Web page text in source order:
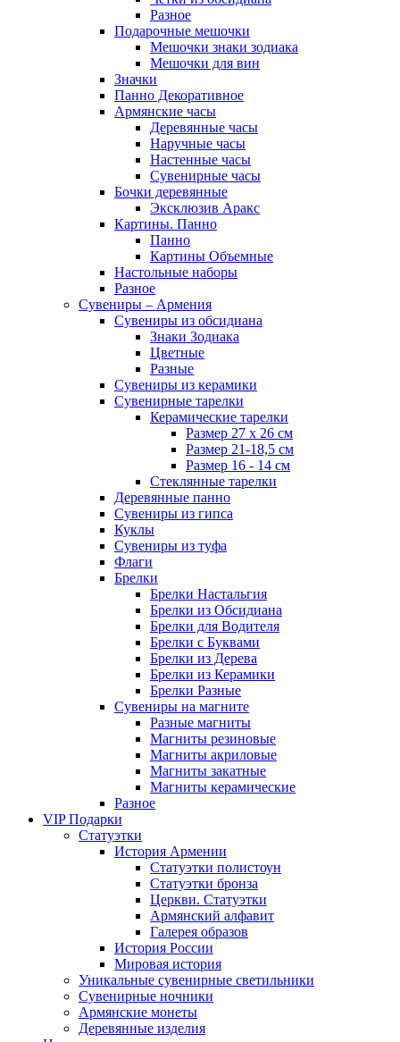
Разное
Подарочные мешочки
Мешочки знаки зодиака
Мешочки для вин
Значки
Панно Декоративное
Армянские часы
Деревянные часы
Наручные часы
Настенные часы
Сувенирные часы
Бочки деревянные
Эксклюзив Аракс
Картины. Панно
Панно
Картины Объемные
Настольные наборы
Разное
Сувениры – Армения
Сувениры из обсидиана
Знаки Зодиака
Цветные
Разные
Сувениры из керамики
Сувенирные тарелки
Керамические тарелки
Размер 27 х 26 см
Размер 21-18,5 см
Размер 16 - 14 см
Стеклянные тарелки
Деревянные панно
Сувениры из гипса
Куклы
Сувениры из туфа
Флаги
Брелки
Брелки Настальгия
Брелки из Обсидиана
Брелки для Водителя
Брелки с Буквами
Брелки из Дерева
Брелки из Керамики
Брелки Разные
Сувениры на магните
Разные магниты
Магниты резиновые
Магниты акриловые
Магниты закатные
Магниты керамические
Разное
VIP Подарки
Статуэтки
История Армении
Статуэтки полистоун
Статуэтки бронза
Церкви. Статуэтки
Армянский алфавит
Галерея образов
История России
Мировая история
Уникальные сувенирные светильники
Сувенирные ночники
Армянские монеты
Деревянные изделия